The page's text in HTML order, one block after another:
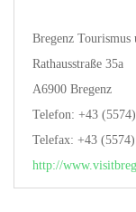
Bregenz
Rathausstraße 35a
A6900 Bregenz
Telefon: +43
Telefax: +43
http://